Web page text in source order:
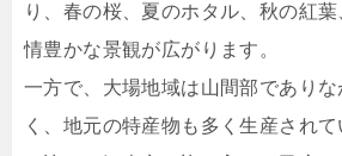
り、春の桜、夏のホタル、秋の紅
情豊かな景観が広がります。
一方で、大場地域は山間部であり
く、地元の特産物も多く生産され